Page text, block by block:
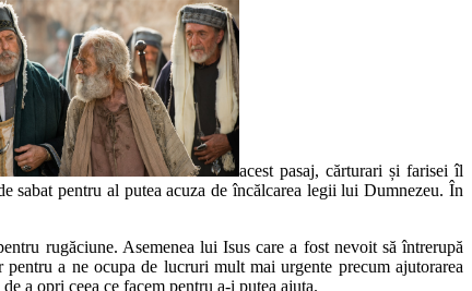
acest pasaj, cărturari și farisei îl
sabat pentru al putea acuza de încălcarea legii lui Dumnezeu. În
rugăciune. Asemenea lui Isus care a fost nevoit să întrerupă
a ne ocupa de lucruri mult mai urgente precum ajutorarea
a opri ceea ce facem pentru a-i putea ajuta.